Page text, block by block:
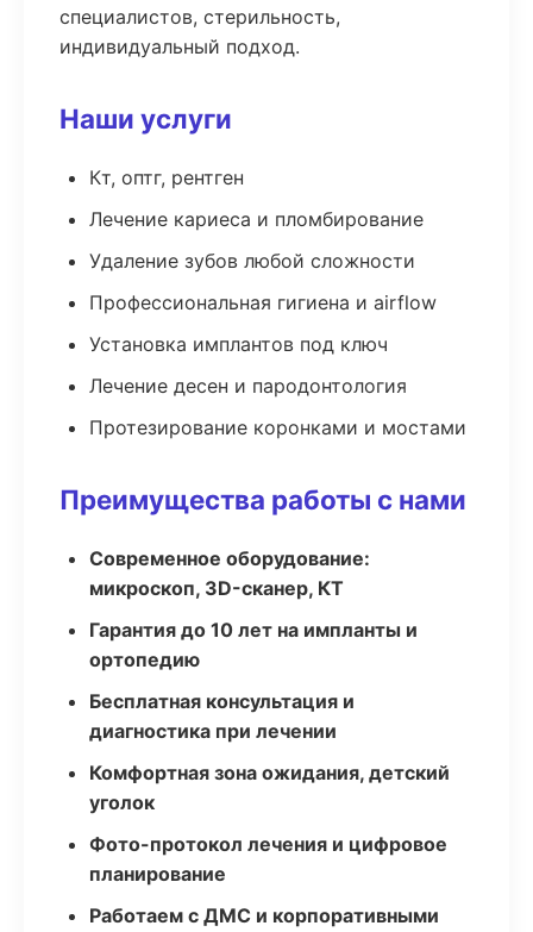
специалистов, стерильность,
индивидуальный подход.
Наши услуги
Кт, оптг, рентген
Лечение кариеса и пломбирование
Удаление зубов любой сложности
Профессиональная гигиена и airflow
Установка имплантов под ключ
Лечение десен и пародонтология
Протезирование коронками и мостами
Преимущества работы с нами
Современное оборудование:
микроскоп, 3D-сканер, КТ
Гарантия до 10 лет на импланты и
ортопедию
Бесплатная консультация и
диагностика при лечении
Комфортная зона ожидания, детский
уголок
Фото-протокол лечения и цифровое
планирование
Работаем с ДМС и корпоративными